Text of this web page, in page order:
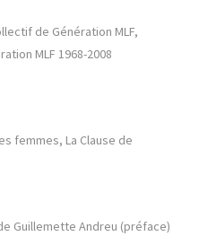
de Génération MLF,
MLF 1968-2008
femmes, La Clause de
Guillemette Andreu (préface)